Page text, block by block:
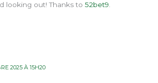
looking out! Thanks to 52bet9.
2025 À 15H20